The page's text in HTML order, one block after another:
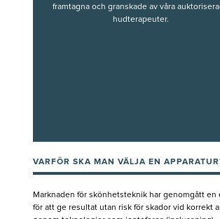
framtagna och granskade av våra
hudterapeuter.
VARFÖR SKA MAN VÄLJA EN
Marknaden för skönhetsteknik har genomgått
för att ge resultat utan risk för skador vid korrekt